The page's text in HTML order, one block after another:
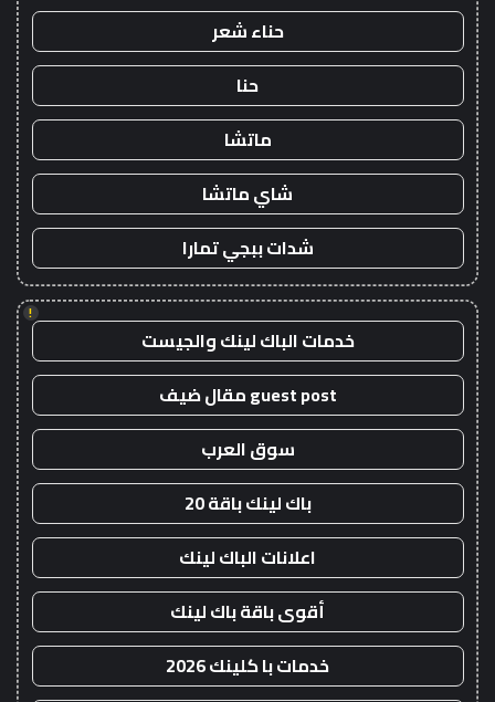
حناء شعر
حنا
ماتشا
شاي ماتشا
شدات ببجي تمارا
!
خدمات الباك لينك والجيست
guest post مقال ضيف
سوق العرب
باك لينك باقة 20
اعلانات الباك لينك
أقوى باقة باك لينك
خدمات با كلينك 2026